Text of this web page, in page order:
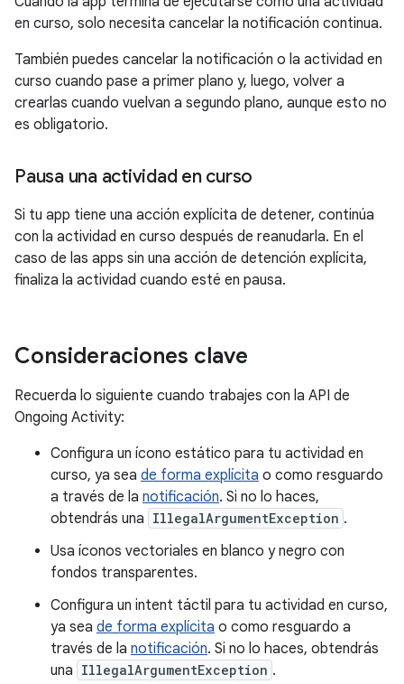
en curso, solo necesita cancelar la notificación continua.
También puedes cancelar la notificación o la actividad en
curso cuando pase a primer plano y, luego, volver a
crearlas cuando vuelvan a segundo plano, aunque esto no
es obligatorio.
Pausa una actividad en curso
Si tu app tiene una acción explícita de detener, continúa
con la actividad en curso después de reanudarla. En el
caso de las apps sin una acción de detención explícita,
finaliza la actividad cuando esté en pausa.
Consideraciones clave
Recuerda lo siguiente cuando trabajes con la API de
Ongoing Activity:
Configura un ícono estático para tu actividad en
curso, ya sea de forma explícita o como resguardo
a través de la notificación. Si no lo haces,
obtendrás una IllegalArgumentException .
Usa íconos vectoriales en blanco y negro con
fondos transparentes.
Configura un intent táctil para tu actividad en curso,
ya sea de forma explícita o como resguardo a
través de la notificación. Si no lo haces, obtendrás
una IllegalArgumentException .